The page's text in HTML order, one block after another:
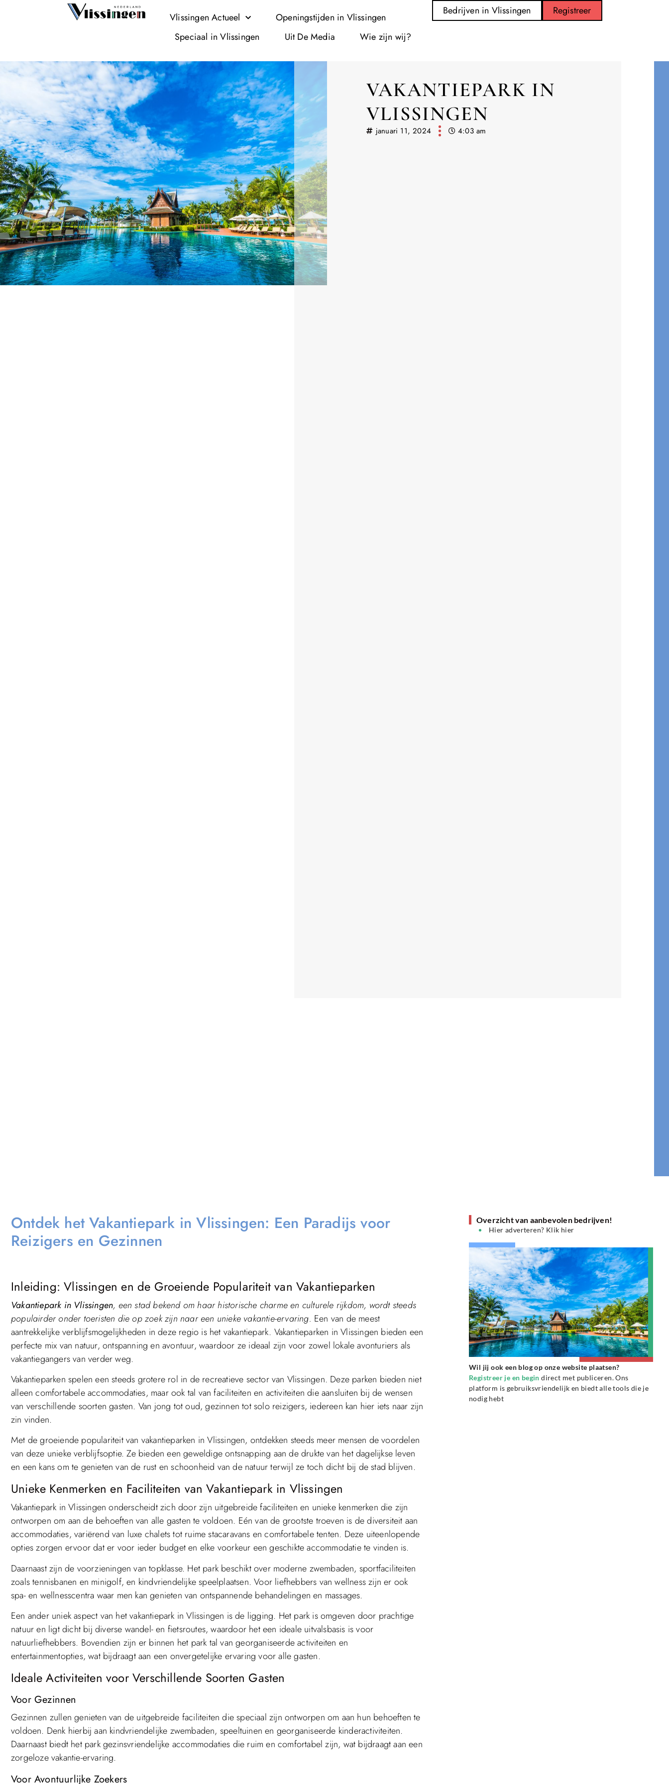
Vlissingen Actueel
Openingstijden in Vlissingen
Speciaal in Vlissingen
Uit De Media Wie zijn wij?
Registreer
Bedrijven in Vlissingen
VAKANTIEPARK IN
VLISSINGEN
januari 11, 2024 4:03 am
Ontdek het Vakantiepark in Vlissingen: Een Paradijs voor
Reizigers en Gezinnen
Inleiding: Vlissingen en de Groeiende Populariteit van Vakantieparken
Vakantiepark in Vlissingen, een stad bekend om haar historische charme en culturele rijkdom, wordt steeds
populairder onder toeristen die op zoek zijn naar een unieke vakantie-ervaring. Een van de meest
aantrekkelijke verblijfsmogelijkheden in deze regio is het vakantiepark. Vakantieparken in Vlissingen bieden een
perfecte mix van natuur, ontspanning en avontuur, waardoor ze ideaal zijn voor zowel lokale avonturiers als
vakantiegangers van verder weg.
Vakantieparken spelen een steeds grotere rol in de recreatieve sector van Vlissingen. Deze parken bieden niet
alleen comfortabele accommodaties, maar ook tal van faciliteiten en activiteiten die aansluiten bij de wensen
van verschillende soorten gasten. Van jong tot oud, gezinnen tot solo reizigers, iedereen kan hier iets naar zijn
zin vinden.
Met de groeiende populariteit van vakantieparken in Vlissingen, ontdekken steeds meer mensen de voordelen
van deze unieke verblijfsoptie. Ze bieden een geweldige ontsnapping aan de drukte van het dagelijkse leven
en een kans om te genieten van de rust en schoonheid van de natuur terwijl ze toch dicht bij de stad blijven.
Unieke Kenmerken en Faciliteiten van Vakantiepark in Vlissingen
Vakantiepark in Vlissingen onderscheidt zich door zijn uitgebreide faciliteiten en unieke kenmerken die zijn
ontworpen om aan de behoeften van alle gasten te voldoen. Eén van de grootste troeven is de diversiteit aan
accommodaties, variërend van luxe chalets tot ruime stacaravans en comfortabele tenten. Deze uiteenlopende
opties zorgen ervoor dat er voor ieder budget en elke voorkeur een geschikte accommodatie te vinden is.
Daarnaast zijn de voorzieningen van topklasse. Het park beschikt over moderne zwembaden, sportfaciliteiten
zoals tennisbanen en minigolf, en kindvriendelijke speelplaatsen. Voor liefhebbers van wellness zijn er ook
spa- en wellnesscentra waar men kan genieten van ontspannende behandelingen en massages.
Een ander uniek aspect van het vakantiepark in Vlissingen is de ligging. Het park is omgeven door prachtige
natuur en ligt dicht bij diverse wandel- en fietsroutes, waardoor het een ideale uitvalsbasis is voor
natuurliefhebbers. Bovendien zijn er binnen het park tal van georganiseerde activiteiten en
entertainmentopties, wat bijdraagt aan een onvergetelijke ervaring voor alle gasten.
Ideale Activiteiten voor Verschillende Soorten Gasten
Voor Gezinnen
Gezinnen zullen genieten van de uitgebreide faciliteiten die speciaal zijn ontworpen om aan hun behoeften te
voldoen. Denk hierbij aan kindvriendelijke zwembaden, speeltuinen en georganiseerde kinderactiviteiten.
Daarnaast biedt het park gezinsvriendelijke accommodaties die ruim en comfortabel zijn, wat bijdraagt aan een
zorgeloze vakantie-ervaring.
Voor Avontuurlijke Zoekers
Overzicht van aanbevolen bedrijven!
Hier adverteren? Klik hier
Wil jij ook een blog op onze website plaatsen?
Registreer je en begin direct met publiceren. Ons
platform is gebruiksvriendelijk en biedt alle tools die je
nodig hebt